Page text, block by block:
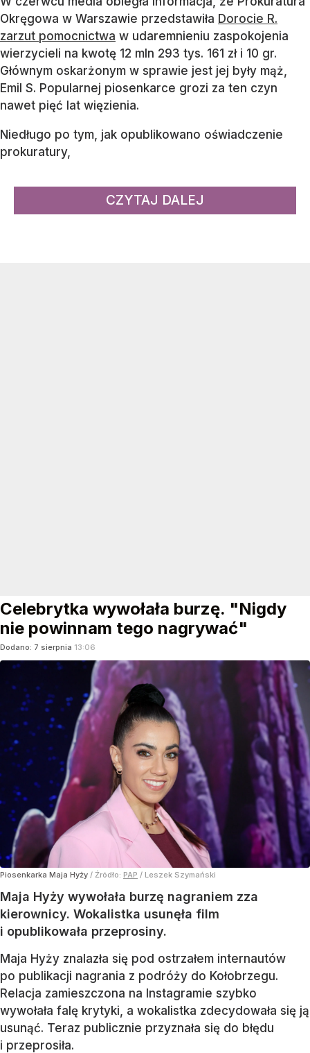
Okręgowa w Warszawie przedstawiła Dorocie R.
zarzut pomocnictwa w udaremnieniu zaspokojenia
wierzycieli na kwotę 12 mln 293 tys. 161 zł i 10 gr.
Głównym oskarżonym w sprawie jest jej były mąż,
Emil S. Popularnej piosenkarce grozi za ten czyn
nawet pięć lat więzienia.
Niedługo po tym, jak opublikowano oświadczenie
prokuratury,
CZYTAJ DALEJ
Celebrytka wywołała burzę. "Nigdy
nie powinnam tego nagrywać"
Dodano: 7 sierpnia 13:06
Piosenkarka Maja Hyży / Źródło: PAP / Leszek Szymański
Maja Hyży wywołała burzę nagraniem zza
kierownicy. Wokalistka usunęła film
i opublikowała przeprosiny.
Maja Hyży znalazła się pod ostrzałem internautów
po publikacji nagrania z podróży do Kołobrzegu.
Relacja zamieszczona na Instagramie szybko
wywołała falę krytyki, a wokalistka zdecydowała się ją
usunąć. Teraz publicznie przyznała się do błędu
i przeprosiła.